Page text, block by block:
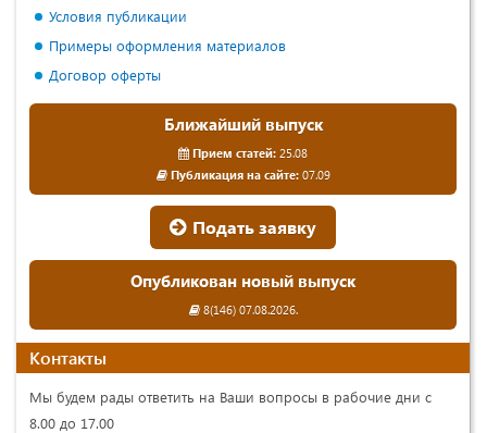
Условия публикации
Примеры оформления материалов
Договор оферты
Ближайший выпуск
Прием статей: 25.08
Публикация на сайте:07.09
Подать заявку
Опубликован новый выпуск
8(146) 07.08.2026.
Контакты
Мы будем рады ответить на Ваши вопросы в рабочие дни с
8.00 до 17.00